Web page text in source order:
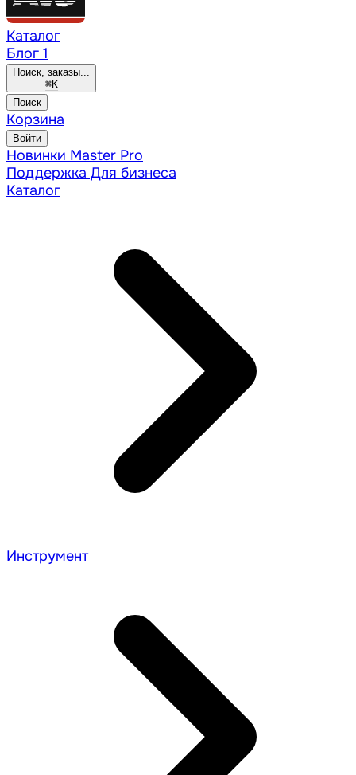
Каталог
Блог 1
Поиск, заказы...
⌘K
Поиск
Корзина
Войти
Новинки Master Pro
Поддержка Для бизнеса
Каталог
Инструмент